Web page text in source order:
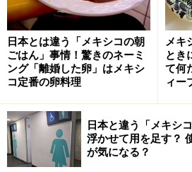
ゆでた鶏の胸肉を裂いたものなど
ィージャにひたひたになるまでサ
は、モーレ（チョコレートやチレ
たもの）ソースをかけても美味し
■チラキレス／Chilaquiles
日本とは違う「メキシコの朝
ごはん」事情！驚きのネーミ
ング「離婚した卵」はメキシ
コ定番の卵料理
メキ
とき
て何
ィー
日本と違う「メキシ
浮かせて用を足す？
が気になる？